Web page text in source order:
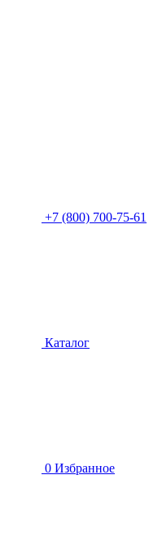
+7 (800) 700-75-61
Каталог
0 Избранное